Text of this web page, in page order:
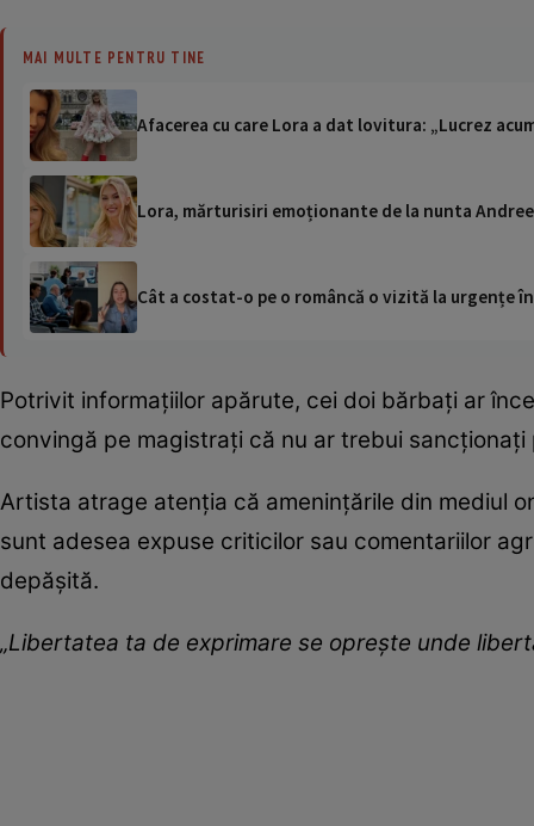
MAI MULTE PENTRU TINE
Afacerea cu care Lora a dat lovitura: „Lucrez
Lora, mărturisiri emoționante de la nunta
Cât a costat-o pe o româncă o vizită la urgențe
Potrivit informațiilor apărute, cei doi bărbați ar
convingă pe magistrați că nu ar trebui
Artista atrage atenția că amenințările din mediul
sunt adesea expuse criticilor sau comentariilor
depășită.
„Libertatea ta de exprimare se oprește unde